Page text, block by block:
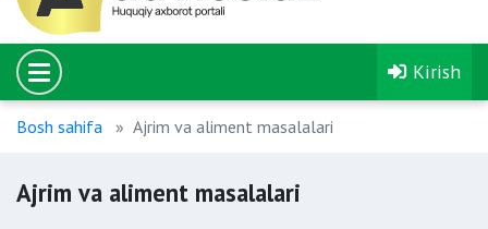
Kirish
Bosh sahifa Ajrim va aliment masalalari
Ajrim va aliment masalalari